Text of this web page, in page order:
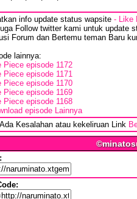
info update status wapsite - Like
Follow twitter kami untuk update
Forum dan Bertemu teman Baru
lainnya:
Piece episode 1172
Piece episode 1171
Piece episode 1170
Piece episode 1169
Piece episode 1168
episode Lainnya
Kesalahan atau kekeliruan Link